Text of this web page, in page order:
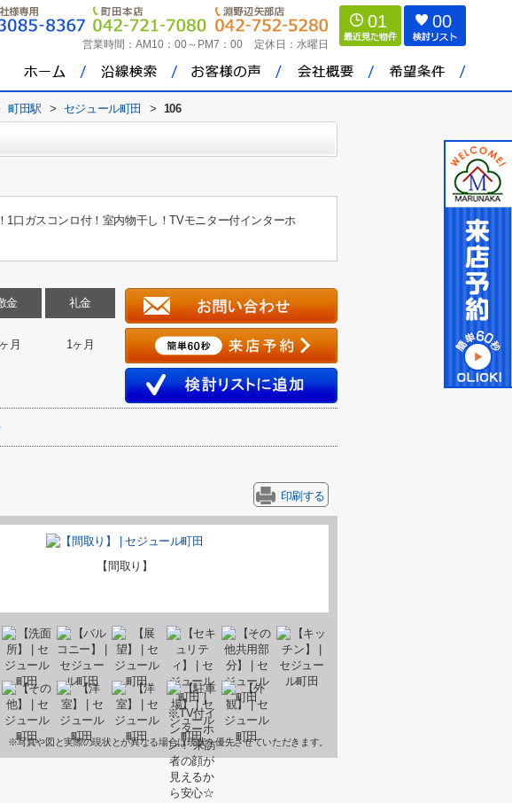
営業時間： AM10：00～PM7：00 定休日： 水曜日
01 00
町田駅 > セジュール町田 > 106
1口ガスコンロ付！室内物干し！TVモニター付インターホ
金
月
礼金
1ヶ月
印刷する
【間取り】
※写真や図と実際の現状とが異なる場合は現状を優先させていただきます。